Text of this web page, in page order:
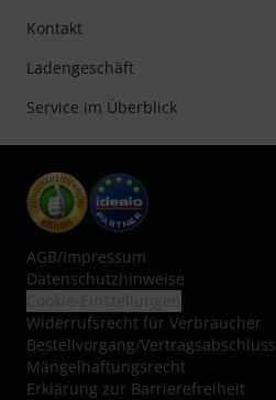
Kontakt
Ladengeschäft
Service im Überblick
AGB/Impressum
Datenschutzhinweise
Widerrufsrecht für Verbraucher
Bestellvorgang/Vertragsabschluss
Mängelhaftungsrecht
Erklärung zur Barrierefreiheit